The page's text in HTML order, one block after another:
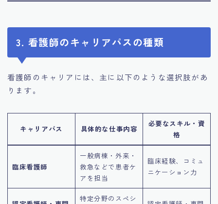
3. 看護師のキャリアパスの種類
看護師のキャリアには、主に以下のような選択肢があ
ります。
キャリアパス 具体的な仕事内容
必要なスキル・資
格
臨床看護師
一般病棟・外来・
救急などで患者ケ
アを担当
臨床経験、コミュ
ニケーション力
特定分野のスペシ